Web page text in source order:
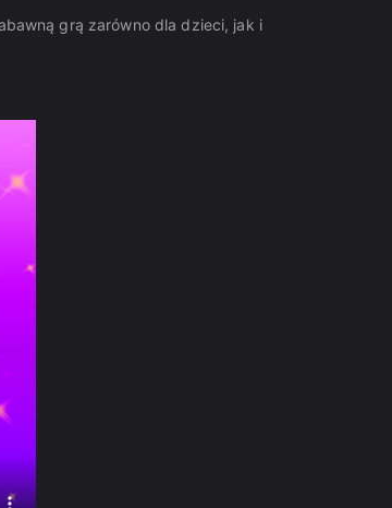
grą zarówno dla dzieci, jak i